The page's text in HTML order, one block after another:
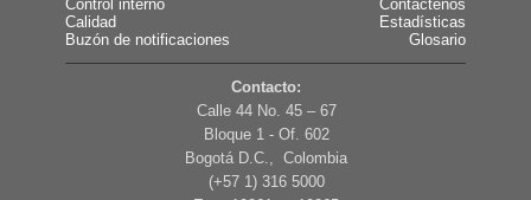
Control interno
Calidad
Buzón de notificaciones
Contáctenos
Estadísticas
Glosario
Contacto:
Calle 44 No. 45 – 67
Bloque 1 - Of. 602
Bogotá D.C., Colombia
(+57 1) 316 5000